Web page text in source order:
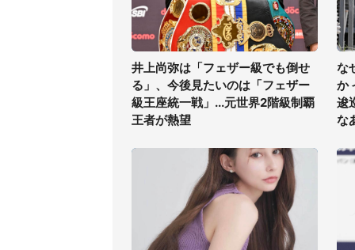
井上尚弥は「フェザー級でも倒せ
る」、今後見たいのは「フェザー
級王座統一戦」...元世界2階級制覇
王者が熱望
な
か
逡
な